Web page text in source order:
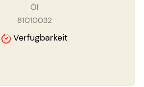
Öl
81010032
Verfügbarkeit